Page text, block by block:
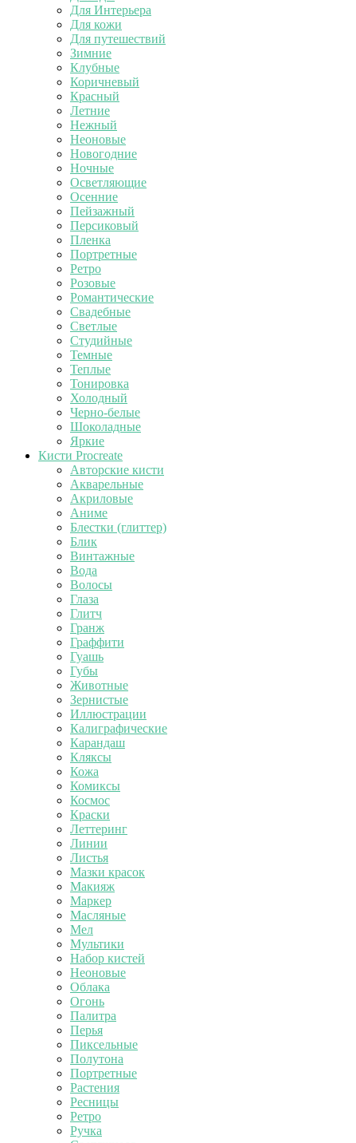
Для Интерьера
Для кожи
Для путешествий
Зимние
Клубные
Коричневый
Красный
Летние
Нежный
Неоновые
Новогодние
Ночные
Осветляющие
Осенние
Пейзажный
Персиковый
Пленка
Портретные
Ретро
Розовые
Романтические
Свадебные
Светлые
Студийные
Темные
Теплые
Тонировка
Холодный
Черно-белые
Шоколадные
Яркие
Кисти Procreate
Авторские кисти
Акварельные
Акриловые
Аниме
Блестки (глиттер)
Блик
Винтажные
Вода
Волосы
Глаза
Глитч
Гранж
Граффити
Гуашь
Губы
Животные
Зернистые
Иллюстрации
Калиграфические
Карандаш
Кляксы
Кожа
Комиксы
Космос
Краски
Леттеринг
Линии
Листья
Мазки красок
Макияж
Маркер
Масляные
Мел
Мультики
Набор кистей
Неоновые
Облака
Огонь
Палитра
Перья
Пиксельные
Полутона
Портретные
Растения
Ресницы
Ретро
Ручка